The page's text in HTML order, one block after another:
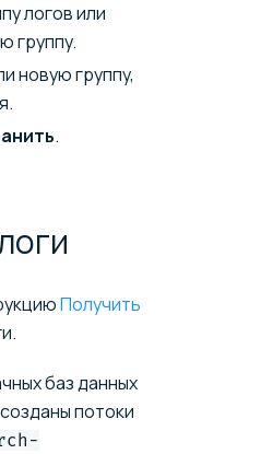
логов или
группу.
новую группу,
.
Получить
баз данных
потоки